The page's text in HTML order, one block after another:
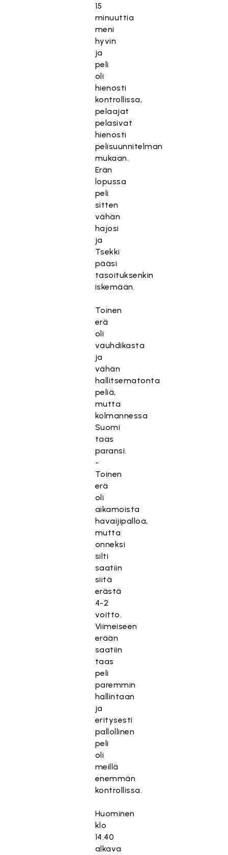
15
minuuttia
meni
hyvin
ja
peli
oli
hienosti
kontrollissa,
pelaajat
pelasivat
hienosti
pelisuunnitelman
mukaan.
Erän
lopussa
peli
sitten
vähän
hajosi
ja
Tsekki
pääsi
tasoituksenkin
iskemään.
Toinen
erä
oli
vauhdikasta
ja
vähän
hallitsematonta
peliä,
mutta
kolmannessa
Suomi
taas
paransi.
-
Toinen
erä
oli
aikamoista
havaijipalloa,
mutta
onneksi
silti
saatiin
siitä
erästä
4-2
voitto.
Viimeiseen
erään
saatiin
taas
peli
paremmin
hallintaan
ja
eritysesti
pallollinen
peli
oli
meillä
enemmän
kontrollissa.
Huominen
klo
14.40
alkava